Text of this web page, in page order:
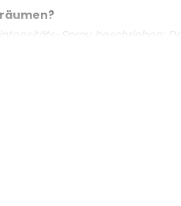
Spray beschrieben:
kann.